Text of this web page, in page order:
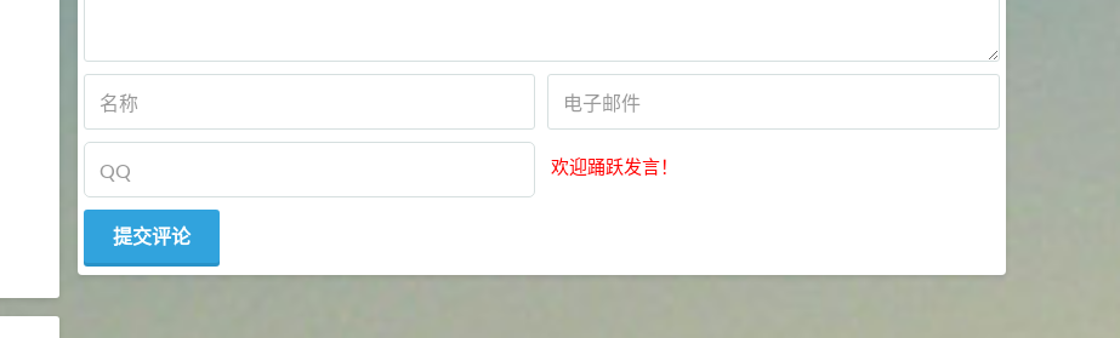
欢迎踊跃发言！
浏览量 - 1.48w